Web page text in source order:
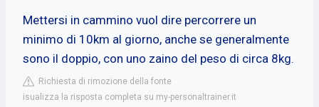
Mettersi in cammino vuol dire percorrere un
minimo di 10km al giorno, anche se generalmente
sono il doppio, con uno zaino del peso di circa 8kg.
Richiesta di rimozione della fonte
isualizza la risposta completa su my-personaltrainer.it